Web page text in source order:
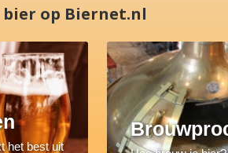
bier op Biernet.nl
het best uit